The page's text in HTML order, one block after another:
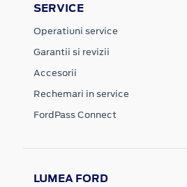
SERVICE
Operatiuni service
Garantii si revizii
Accesorii
Rechemari in service
FordPass Connect
LUMEA FORD